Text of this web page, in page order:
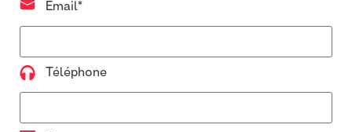
Email*
Téléphone